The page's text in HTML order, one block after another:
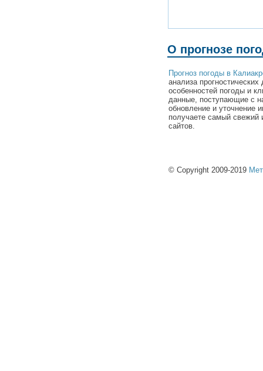
О прогнозе
Прогноз погоды в
анализа
особенностей погоды и
данные, поступающие с
обновление и уточнение
получаете самый свежий
сайтов.
© Copyright 2009-2019